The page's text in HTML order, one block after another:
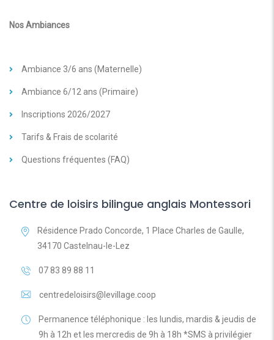
Nos Ambiances
Ambiance 3/6 ans (Maternelle)
Ambiance 6/12 ans (Primaire)
Inscriptions 2026/2027
Tarifs & Frais de scolarité
Questions fréquentes (FAQ)
Centre de loisirs bilingue anglais Montessori
Résidence Prado Concorde, 1 Place Charles de Gaulle,
34170 Castelnau-le-Lez
07 83 89 88 11
centredeloisirs@levillage.coop
Permanence téléphonique : les lundis, mardis & jeudis de
9h à 12h et les mercredis de 9h à 18h *SMS à privilégier